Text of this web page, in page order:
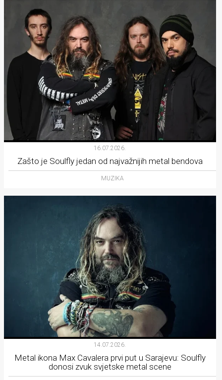
16.07.2026.
Zašto je Soulfly jedan od najvažnijih metal bendova
MUZIKA
14.07.2026.
Metal ikona Max Cavalera prvi put u Sarajevu: Soulfly
donosi zvuk svjetske metal scene